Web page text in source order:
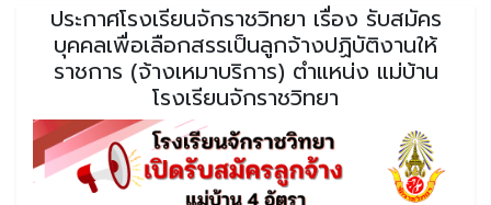
ประกาศโรงเรียนจักราชวิทยา เรื่อง รับสมัคร
บุคคลเพื่อเลือกสรรเป็นลูกจ้างปฏิบัติงานให้
ราชการ (จ้างเหมาบริการ) ตำแหน่ง แม่บ้าน
โรงเรียนจักราชวิทยา